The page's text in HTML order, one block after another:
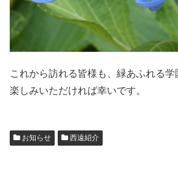
これから訪れる皆様も、緑あふれる
楽しみいただければ幸いです。
お知らせ 西遠紹介